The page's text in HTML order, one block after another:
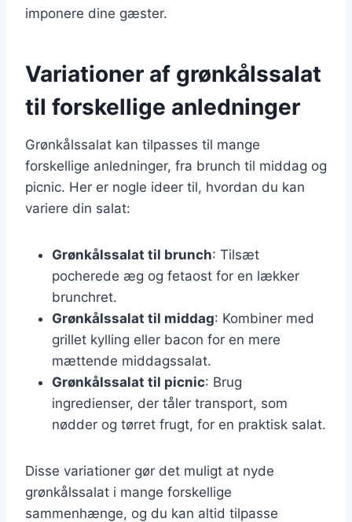
imponere dine gæster.
Variationer af grønkålssalat
til forskellige anledninger
Grønkålssalat kan tilpasses til mange
forskellige anledninger, fra brunch til middag og
picnic. Her er nogle ideer til, hvordan du kan
variere din salat:
Grønkålssalat til brunch: Tilsæt
pocherede æg og fetaost for en lækker
brunchret.
Grønkålssalat til middag: Kombiner med
grillet kylling eller bacon for en mere
mættende middagssalat.
Grønkålssalat til picnic: Brug
ingredienser, der tåler transport, som
nødder og tørret frugt, for en praktisk salat.
Disse variationer gør det muligt at nyde
grønkålssalat i mange forskellige
sammenhænge, og du kan altid tilpasse